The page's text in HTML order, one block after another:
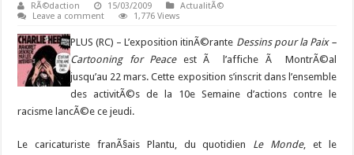
RÃ©daction 15/03/2009
ActualitÃ©
Leave a comment
1,776 Views
PLUS (RC) – L’exposition itinÃ©rante Dessins pour la Paix –
Cartooning for Peaceest Ã l’affiche Ã MontrÃ©al
jusqu’au 22 mars. Cette exposition s’inscrit dans l’ensemble
des activitÃ©s de la 10e Semaine d’actions contre le
racisme lancÃ©e ce jeudi.
Le caricaturiste franÃ§ais Plantu, du quotidien Le Monde, et le